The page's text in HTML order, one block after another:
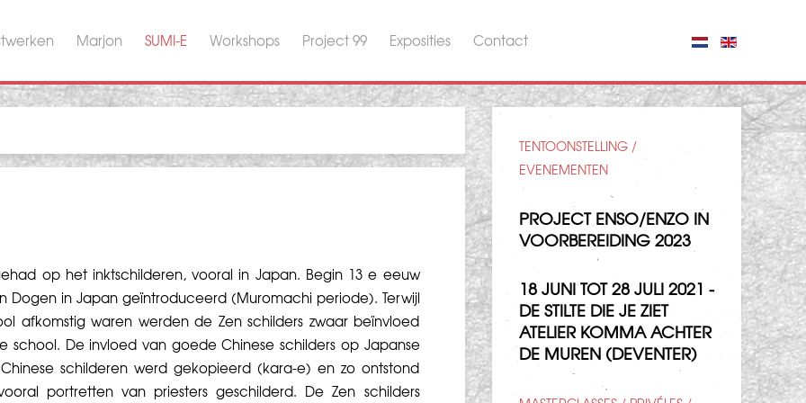
Marjon SUMI-E Workshops Project 99 Exposities Contact
op het inktschilderen, vooral in Japan. Begin 13 e eeuw
Dogen in Japan geïntroduceerd (Muromachi periode). Terwijl
afkomstig waren werden de Zen schilders zwaar beïnvloed
school. De invloed van goede Chinese schilders op Japanse
schilderen werd gekopieerd (kara-e) en zo ontstond
portretten van priesters geschilderd. De Zen schilders
TENTOONSTELLING /
EVENEMENTEN
PROJECT ENSO/ENZO IN
VOORBEREIDING 2023
18 JUNI TOT 28 JULI 2021 -
DE STILTE DIE JE ZIET
ATELIER KOMMA ACHTER
DE MUREN (DEVENTER)